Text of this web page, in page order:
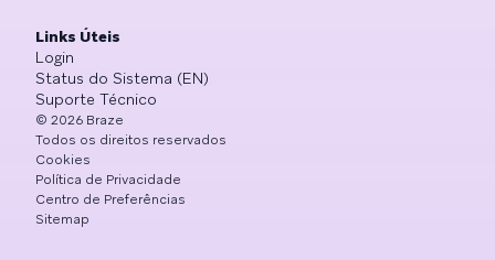
Links Úteis
Login
Status do Sistema (EN)
Suporte Técnico
© 2026 Braze
Todos os direitos reservados
Cookies
Política de Privacidade
Centro de Preferências
Sitemap